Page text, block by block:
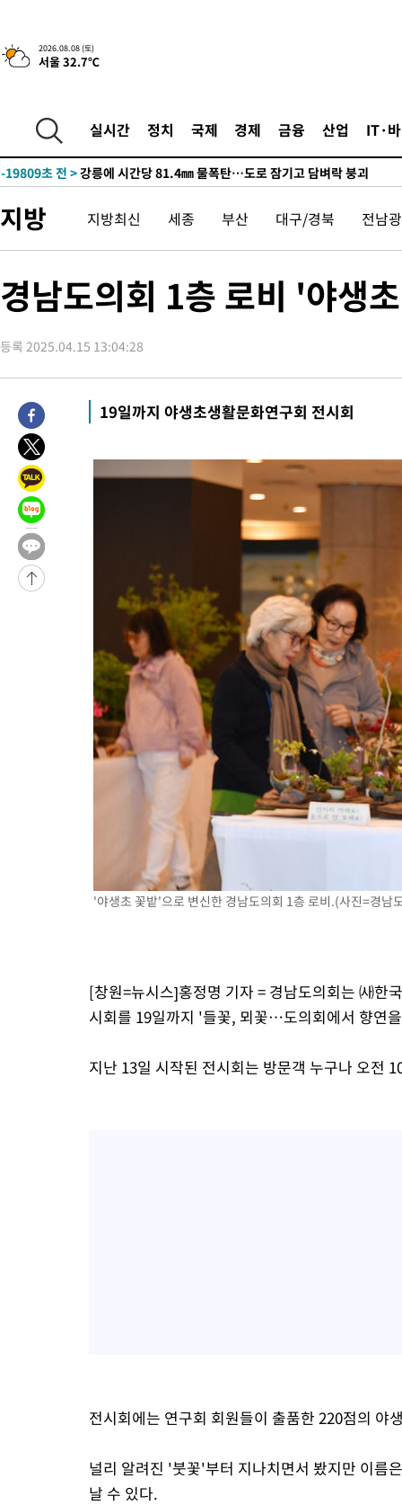
2026.08.08 (토)
서울 32.7℃
실시간 정치 국제 경제 금융 산업 IT·
4시간 전 >[속보]뉴욕증시 상승 마감…S&P 0.6% 나스닥 1.3%↑
-27843초 전 >낮 최고 35도 '무더위'…동해안 시간당 30㎜ '강한 비'[내일날
틀레티코 이적"
-26895초 전 >
수도권 40도 육박 '펄펄'…동해안 일부 지역엔 호의주의보
-25864초 전 >
-19809초 전 >강릉에 시간당 81.4㎜ 물폭탄…도로 잠기고 담벼락 붕괴
-13626초 전 >
선재도서 해루질 나섰다 실종 60대, 닷새 만에 숨진 채 발견
-11160초 전 >남자 농구, 나고야 아시안게임서 '홈팀' 일본과 한일전
-6763초 전 >극한폭염 한풀 꺾이지만…'낮 최고 35도' 무더위, 열대야 계속[
-2298초 전 >[속보]'압수수색·성접대 논란' 축구협회 "실망과 걱정 안겨드려
2시간 전 >'최고 37도' 폭염 지속…강원동해안 최대 150㎜ 비
4시간 전 >
[속보]뉴욕증시 상승 마감…S&P 0.6% 나스닥 1.3%↑
-27843초 전 >
낮 최고 35도 '무더위'…동해안 시간당 30㎜ '강한 비'[내일날
-27113초 전 >
틀레티코 이적"
-26895초 전 >
수도권 40도 육박 '펄펄'…동해안 일부 지역엔 호의주의보
-25864초 전 >
온열질환 사망자 3명 늘어…누적 환자 3000명 돌파
-19809초 전 >
강릉에 시간당 81.4㎜ 물폭탄…도로 잠기고 담벼락 붕괴
-15916초 전 >
백운산서 80년근 천종산삼 9뿌리 발견…감정가 1.3억원
-13626초 전 >
선재도서 해루질 나섰다 실종 60대, 닷새 만에 숨진 채 발견
남자 농구, 나고야 아시안게임서 '홈팀' 일본과 한일전
여수 오동도 해상서 모터보트 전복…1명 사망·1명 실종
극한폭염 한풀 꺾이지만…'낮 최고 35도' 무더위, 열대야 계속[
축구협회 "압수수색·성접대 논란 사과…쇄신의 기회로 삼겠다"
[속보]'압수수색·성접대 논란' 축구협회 "실망과 걱정 안겨드려
'최고 37도' 폭염 지속…강원동해안 최대 150㎜ 비
[속보]뉴욕증시 상승 마감…S&P 0.6% 나스닥 1.3%↑
지방 지방최신 세종 부산 대구/경북 전남
경남도의회 1층 로비 '야생
등록 2025.04.15 13:04:28
19일까지 야생초생활문화연구회 전시회
'야생초 꽃밭'으로 변신한 경남도의회 1층 로비.(사진=경
[창원=뉴시스]홍정명 기자 = 경남도의회는 ㈔한
시회를 19일까지 '들꽃, 뫼꽃…도의회에서 향연
지난 13일 시작된 전시회는 방문객 누구나 오전
전시회에는 연구회 회원들이 출품한 220점의 야
널리 알려진 '붓꽃'부터 지나치면서 봤지만 이름
날 수 있다.